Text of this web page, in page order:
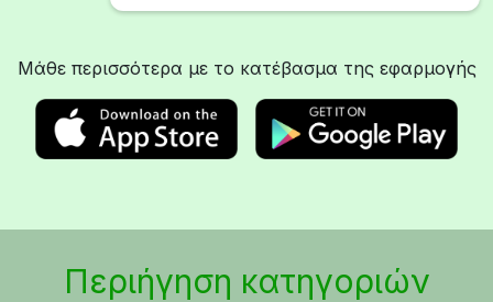
Μάθε περισσότερα με το κατέβασμα της εφαρμογής
Περιήγηση κατηγοριών